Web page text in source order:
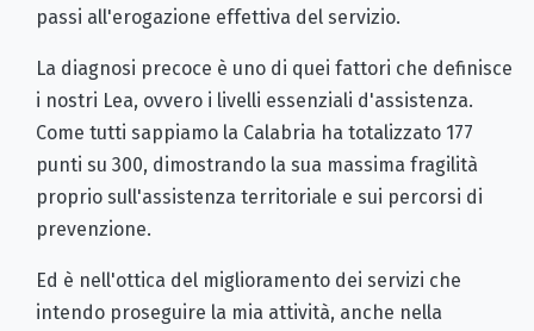
passi all'erogazione effettiva del servizio.
La diagnosi precoce è uno di quei fattori che definisce
i nostri Lea, ovvero i livelli essenziali d'assistenza.
Come tutti sappiamo la Calabria ha totalizzato 177
punti su 300, dimostrando la sua massima fragilità
proprio sull'assistenza territoriale e sui percorsi di
prevenzione.
Ed è nell'ottica del miglioramento dei servizi che
intendo proseguire la mia attività, anche nella